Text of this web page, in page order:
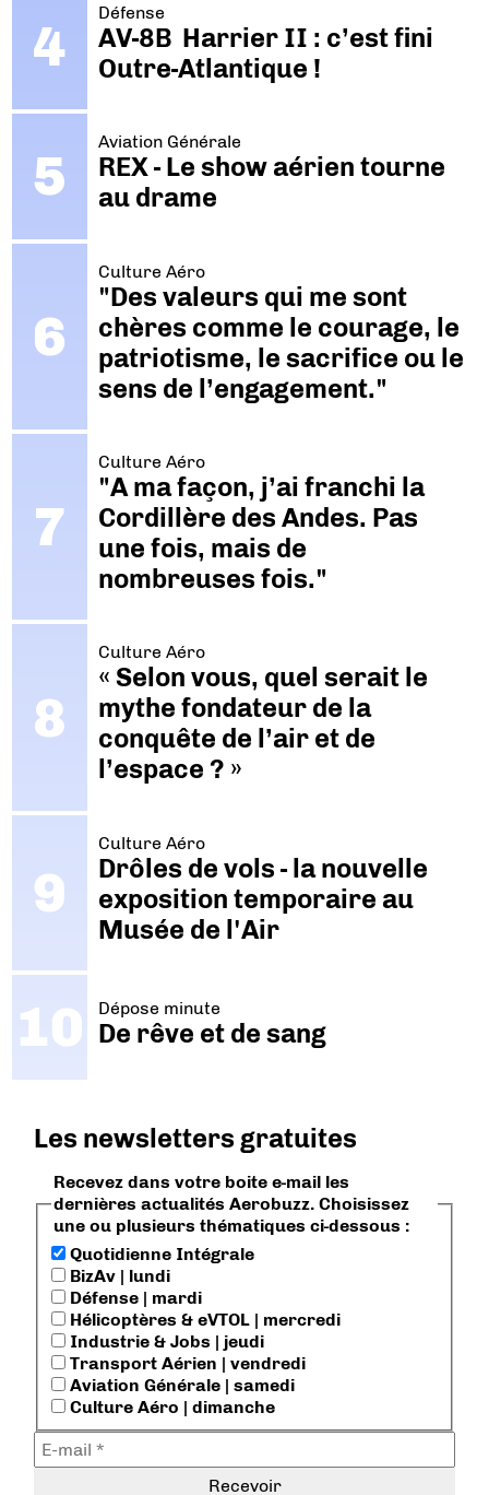
Défense
AV-8B Harrier II : c’est fini
Outre-Atlantique !
Aviation Générale
REX - Le show aérien tourne
au drame
Culture Aéro
"Des valeurs qui me sont
chères comme le courage, le
patriotisme, le sacrifice ou le
sens de l’engagement."
Culture Aéro
"A ma façon, j’ai franchi la
Cordillère des Andes. Pas
une fois, mais de
nombreuses fois."
Culture Aéro
« Selon vous, quel serait le
mythe fondateur de la
conquête de l’air et de
l’espace ? »
Culture Aéro
Drôles de vols - la nouvelle
exposition temporaire au
Musée de l'Air
Dépose minute
De rêve et de sang
Les newsletters gratuites
Recevez dans votre boite e-mail les
dernières actualités Aerobuzz. Choisissez
une ou plusieurs thématiques ci-dessous :
Quotidienne Intégrale
BizAv | lundi
Défense | mardi
Hélicoptères & eVTOL | mercredi
Industrie & Jobs | jeudi
Transport Aérien | vendredi
Aviation Générale | samedi
Culture Aéro | dimanche